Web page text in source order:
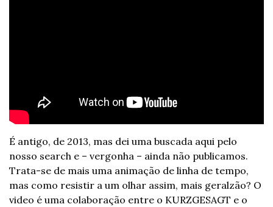
É antigo, de 2013, mas dei uma buscada aqui pelo
nosso search e – vergonha – ainda não publicamos.
Trata-se de mais uma animação de linha de tempo,
mas como resistir a um olhar assim, mais geralzão? O
video é uma colaboração entre o KURZGESAGT e o